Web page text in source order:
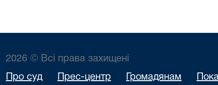
2026 © Всі права захищені
Про суд Прес-центр Громадянам